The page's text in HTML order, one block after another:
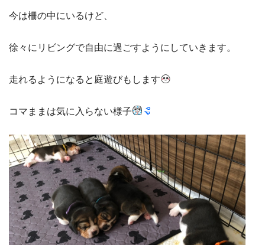
今は柵の中にいるけど、
徐々にリビングで自由に過ごすようにしていきます。
走れるようになると庭遊びもします
コマままは気に入らない様子